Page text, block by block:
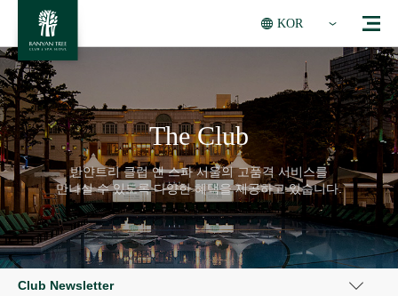
KOR
The Club
반얀트리 클럽 앤 스파 서울의 고품격 서비스를
만나실 수 있도록 다양한 혜택을 제공하고 있습니다.
Club Newsletter